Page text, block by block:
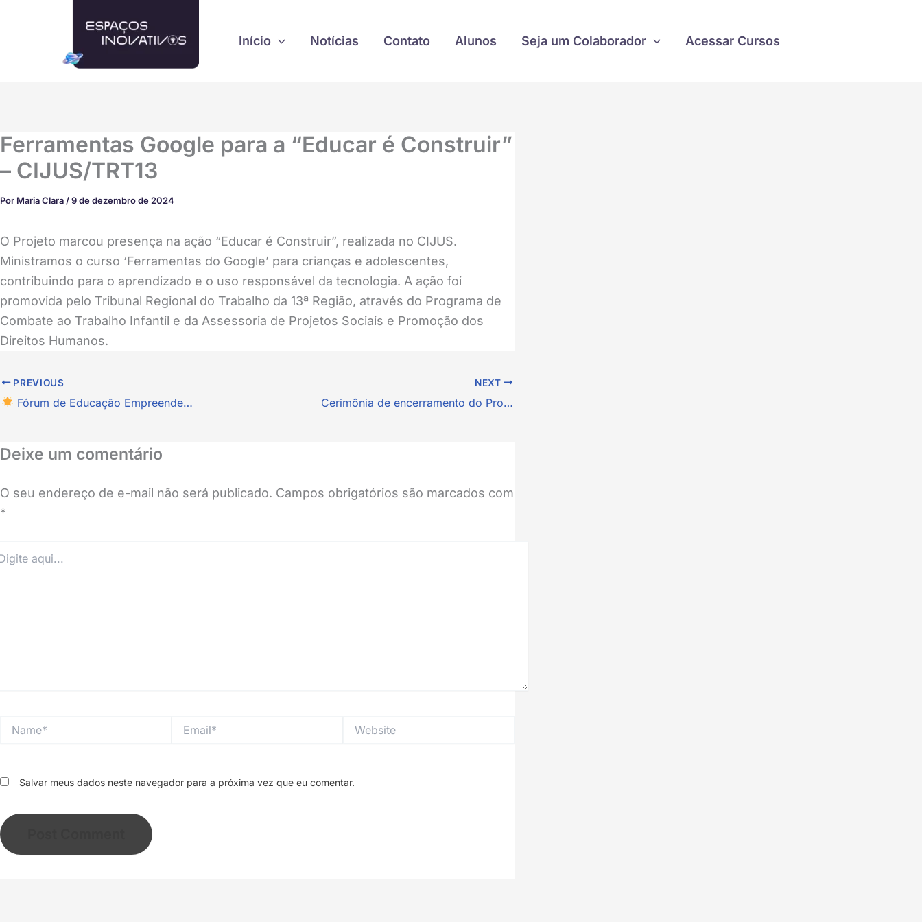
Início Notícias Contato Alunos Seja um Colaborador Acessar Cursos
Ferramentas Google para a “Educar é Construir”
– CIJUS/TRT13
Por Maria Clara /9 de dezembro de 2024
O Projeto marcou presença na ação “Educar é Construir”, realizada no CIJUS.
Ministramos o curso ‘Ferramentas do Google’ para crianças e adolescentes,
contribuindo para o aprendizado e o uso responsável da tecnologia. A ação foi
promovida pelo Tribunal Regional do Trabalho da 13ª Região, através do Programa de
Combate ao Trabalho Infantil e da Assessoria de Projetos Sociais e Promoção dos
Direitos Humanos.
PREVIOUS
Fórum de Educação Empreendedora e Políticas Públicas 2024
NEXT
Cerimônia de encerramento do Projeto Ruas que Falam
Deixe um comentário
O seu endereço de e-mail não será publicado. Campos obrigatórios são marcados com
*
Salvar meus dados neste navegador para a próxima vez que eu comentar.